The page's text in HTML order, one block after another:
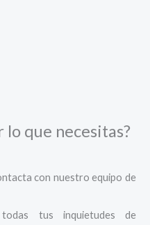
lo que necesitas?
con nuestro equipo de
todas tus inquietudes de